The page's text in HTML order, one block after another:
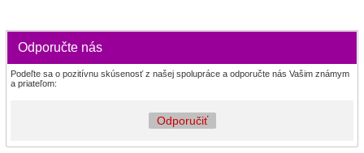
Odporučte nás
Podeľte sa o pozitívnu skúsenosť z našej spolupráce a odporučte nás Vašim známym
a priateľom:
Odporučiť